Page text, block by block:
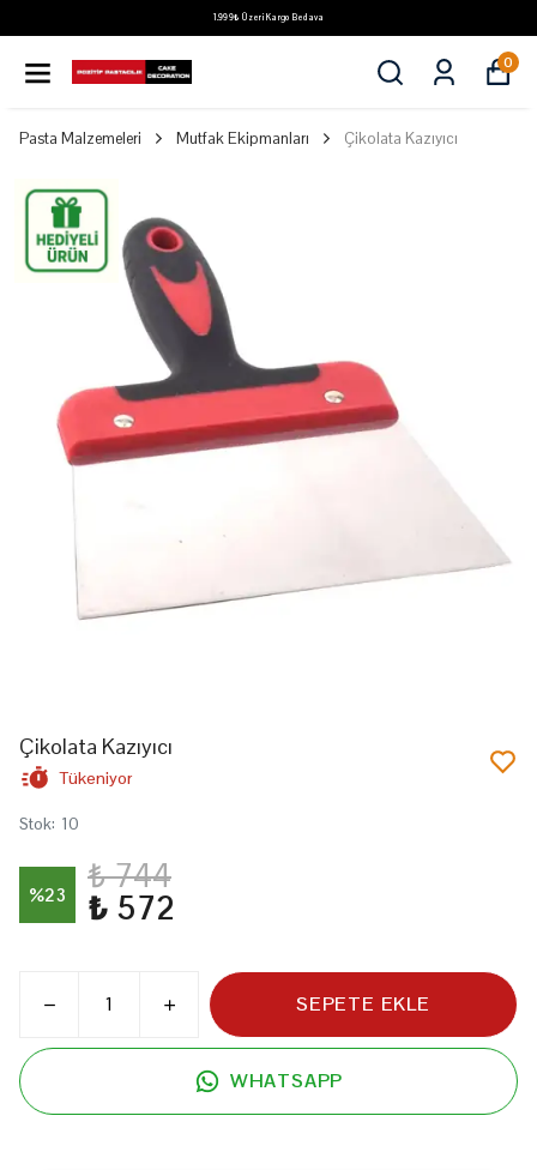
1.999₺ Üzeri Kargo Bedava
0
Pasta Malzemeleri Mutfak Ekipmanları Çikolata Kazıyıcı
Çikolata Kazıyıcı
Tükeniyor
Stok: 10
%23 ₺ 744
₺ 572
SEPETE EKLE
WHATSAPP